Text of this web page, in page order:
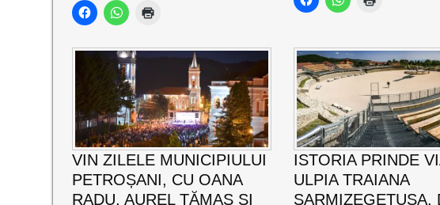
VIN ZILELE MUNICIPIULUI
PETROȘANI, CU OANA
RADU, AUREL TĂMAȘ ȘI
ISTORIA PRINDE
ULPIA TRAIANA
SARMIZEGETUSA,